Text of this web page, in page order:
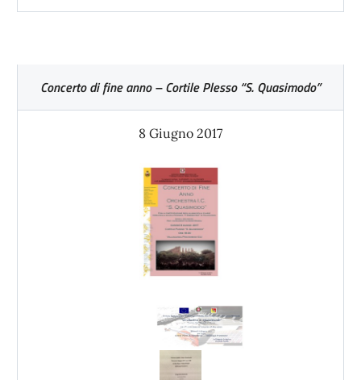
Concerto di fine anno – Cortile Plesso “S. Quasimodo”
8 Giugno 2017